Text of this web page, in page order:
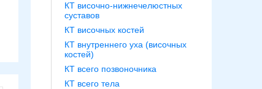
КТ височно-нижнечелюстных
суставов
КТ височных костей
КТ внутреннего уха (височных
костей)
КТ всего позвоночника
КТ всего тела